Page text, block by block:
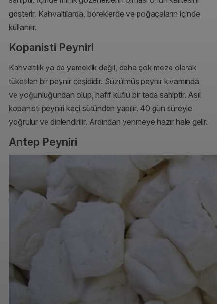
gösterir. Kahvaltılarda, böreklerde ve poğaçaların içinde
kullanılır.
Kopanisti Peyniri
Kahvaltılık ya da yemeklik değil, daha çok meze olarak
tüketilen bir peynir çeşididir. Süzülmüş peynir kıvamında
ve yoğunluğundan olup, hafif küflü bir tada sahiptir. Asıl
kopanisti peyniri keçi sütünden yapılır. 40 gün süreyle
yoğrulur ve dinlendirilir. Ardından yenmeye hazır hale gelir.
Antep Peyniri